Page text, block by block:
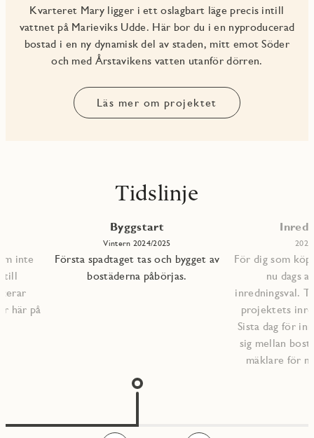
Kvarteret Mary ligger i ett oslagbart läge precis intill
vattnet på Marieviks Udde. Här bor du i en nyproducerad
bostad i en ny dynamisk del av staden, mitt emot Söder
och med Årstavikens vatten utanför dörren.
Läs mer om projektet
Tidslinje
inte
till
här på
Byggstart
Vintern 2024/2025
Första spadtaget tas och bygget av
bostäderna påbörjas.
För dig som
nu dags
inredningsval.
projektets
Sista dag för
sig mellan
mäklare för